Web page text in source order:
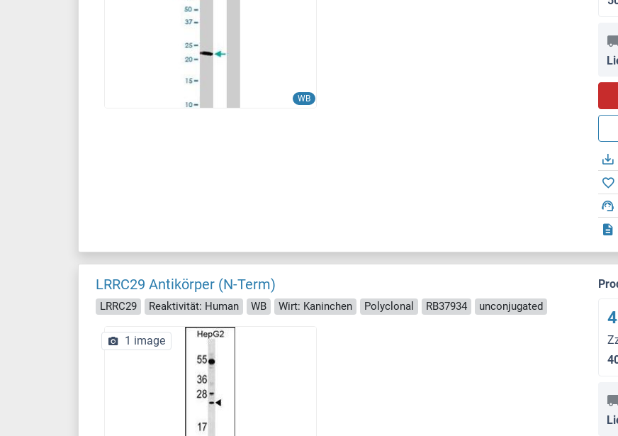
WB
LRRC29 Antikörper (N-Term)
LRRC29 Reaktivität: Human WB Wirt: Kaninchen Polyclonal RB37934 unconjugated
1 image